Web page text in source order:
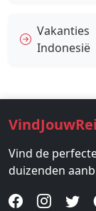
Vakanties
Indonesië
Vind de
duizenden